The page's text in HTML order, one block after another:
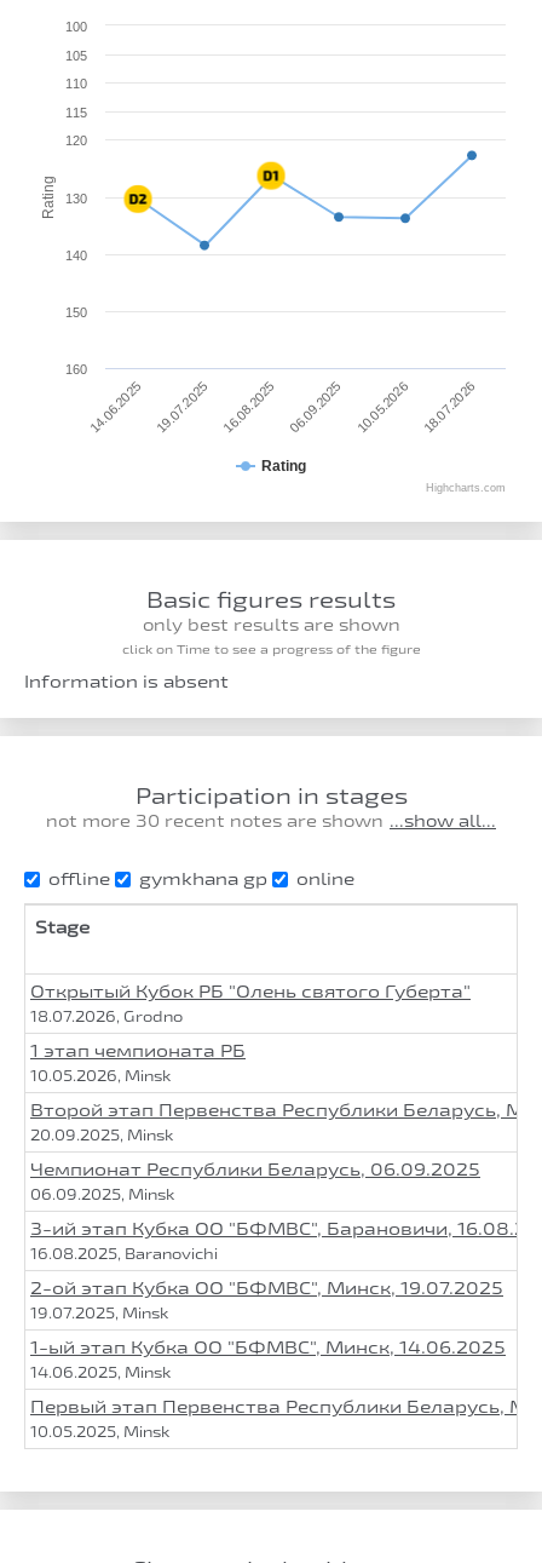
Rating
Rating
14.06.2025 19.07.2025 16.08.2025 06.09.2025 10.05.2026 18.07.2026
100
105
110
115
120
130
140
150
160
Highcharts.com
Basic figures results
only best results are shown
click on Time to see a progress of the figure
Information is absent
Participation in stages
not more 30 recent notes are shown ...show all...
offline gymkhana gp online
Stage
Открытый Кубок РБ "Олень святого Губерта"
18.07.2026, Grodno
1 этап чемпионата РБ
10.05.2026, Minsk
Второй этап Первенства Республики Беларусь,
20.09.2025, Minsk
Чемпионат Республики Беларусь, 06.09.2025
06.09.2025, Minsk
3-ий этап Кубка ОО "БФМВС", Барановичи,
16.08.2025, Baranovichi
2-ой этап Кубка ОО "БФМВС", Минск, 19.07.2025
19.07.2025, Minsk
1-ый этап Кубка ОО "БФМВС", Минск, 14.06.2025
14.06.2025, Minsk
Первый этап Первенства Республики Беларусь,
10.05.2025, Minsk